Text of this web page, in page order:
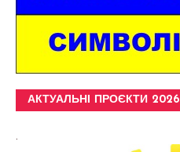
АКТУАЛЬНІ ПРОЄКТИ 2026